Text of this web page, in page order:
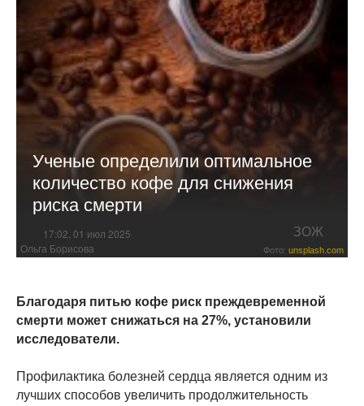
Ученые определили оптимальное
количество кофе для снижения
риска смерти
17:02, 01 июл 2025 ЗОЖ
Ольга Борисова Фото: unsplash.com
Благодаря питью кофе риск преждевременной
смерти может снижаться на 27%, установили
исследователи.
Профилактика болезней сердца является одним из
лучших способов увеличить продолжительность